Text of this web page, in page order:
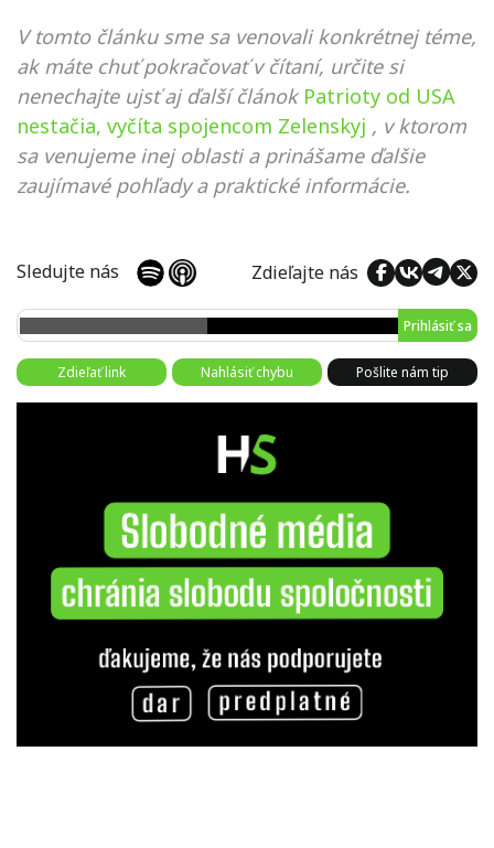
V tomto článku sme sa venovali konkrétnej téme,
ak máte chuť pokračovať v čítaní, určite si
nenechajte ujsť aj ďalší článok Patrioty od USA
nestačia, vyčíta spojencom Zelenskyj , v ktorom
sa venujeme inej oblasti a prinášame ďalšie
zaujímavé pohľady a praktické informácie.
Sledujte nás Zdieľajte nás
Prihlásiť sa
Zdieľať link Nahlásiť chybu Pošlite nám tip